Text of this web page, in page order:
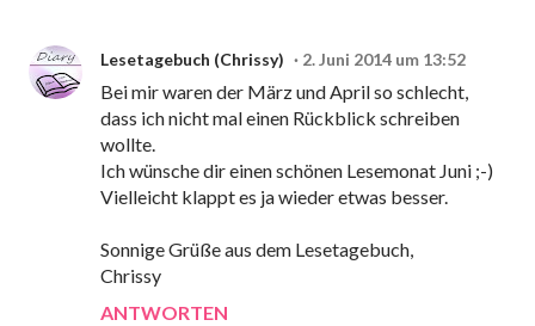
Lesetagebuch (Chrissy) 2. Juni 2014 um 13:52
Bei mir waren der März und April so schlecht,
dass ich nicht mal einen Rückblick schreiben
wollte.
Ich wünsche dir einen schönen Lesemonat Juni ;-)
Vielleicht klappt es ja wieder etwas besser.
Sonnige Grüße aus dem Lesetagebuch,
Chrissy
ANTWORTEN